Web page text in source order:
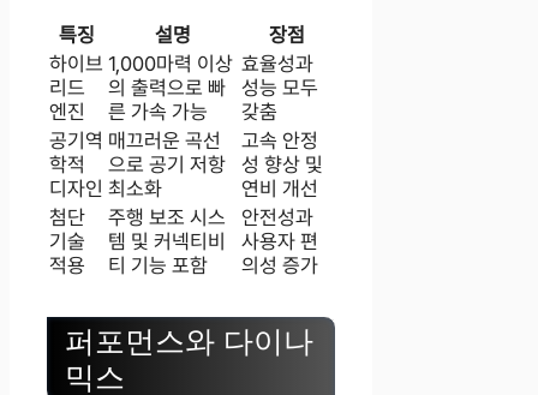
특징
설명
장점
하이브
리드
엔진
1,000마력 이상
의 출력으로 빠
른 가속 가능
효율성과
성능 모두
갖춤
공기역
학적
디자인
매끄러운 곡선
으로 공기 저항
최소화
고속 안정
성 향상 및
연비 개선
첨단
기술
적용
주행 보조 시스
템 및 커넥티비
티 기능 포함
안전성과
사용자 편
의성 증가
퍼포먼스와 다이나
믹스